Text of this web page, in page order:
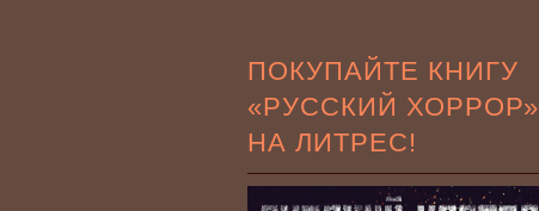
ПОКУПАЙТЕ КНИГУ
«РУССКИЙ ХОРРОР»
НА ЛИТРЕС!